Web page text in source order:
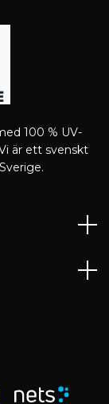
100 % UV-
är ett svenskt